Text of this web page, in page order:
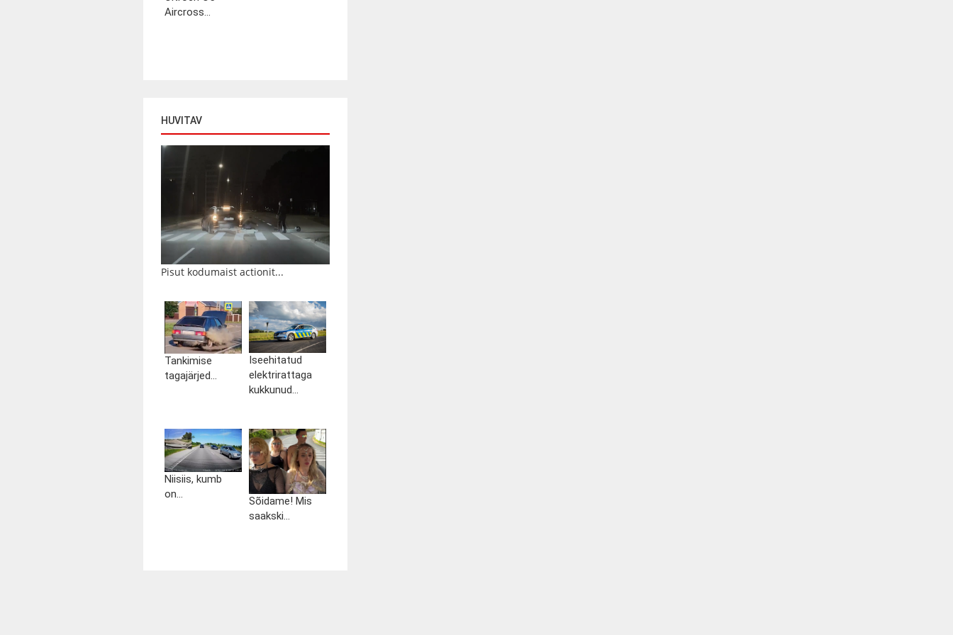
Aircross...
HUVITAV
Pisut kodumaist actionit...
Tankimise
tagajärjed...
Iseehitatud
elektrirattaga
kukkunud...
Niisiis, kumb
on...
Sõidame! Mis
saakski...